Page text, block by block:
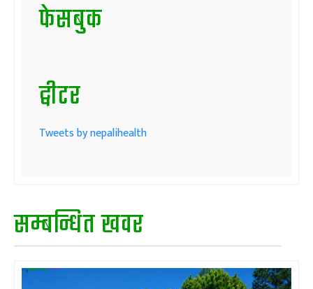
फेसबुक
ट्वीटर
Tweets by nepalihealth
सम्बन्धित खवर